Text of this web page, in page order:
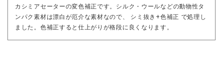
カシミアセーターの変色補正です。シルク・ウールなどの動物性タ
ンパク素材は漂白が厄介な素材なので、 シミ抜き+色補正 で処理し
ました。色補正すると仕上がりが格段に良くなります。